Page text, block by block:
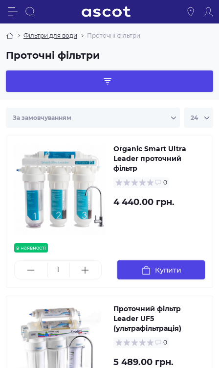
Фільтри для води Проточні фільтри
Проточні фільтри
в наявності
Organic Smart Ultra
Leader проточний
фільтр
0
4 440.00 грн.
Купити
Проточний фільтр
Leader UF5
(ультрафільтрація)
0
5 489.00 грн.